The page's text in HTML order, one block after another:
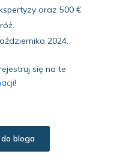
oraz 500 €
2024.
się na te
!
bloga